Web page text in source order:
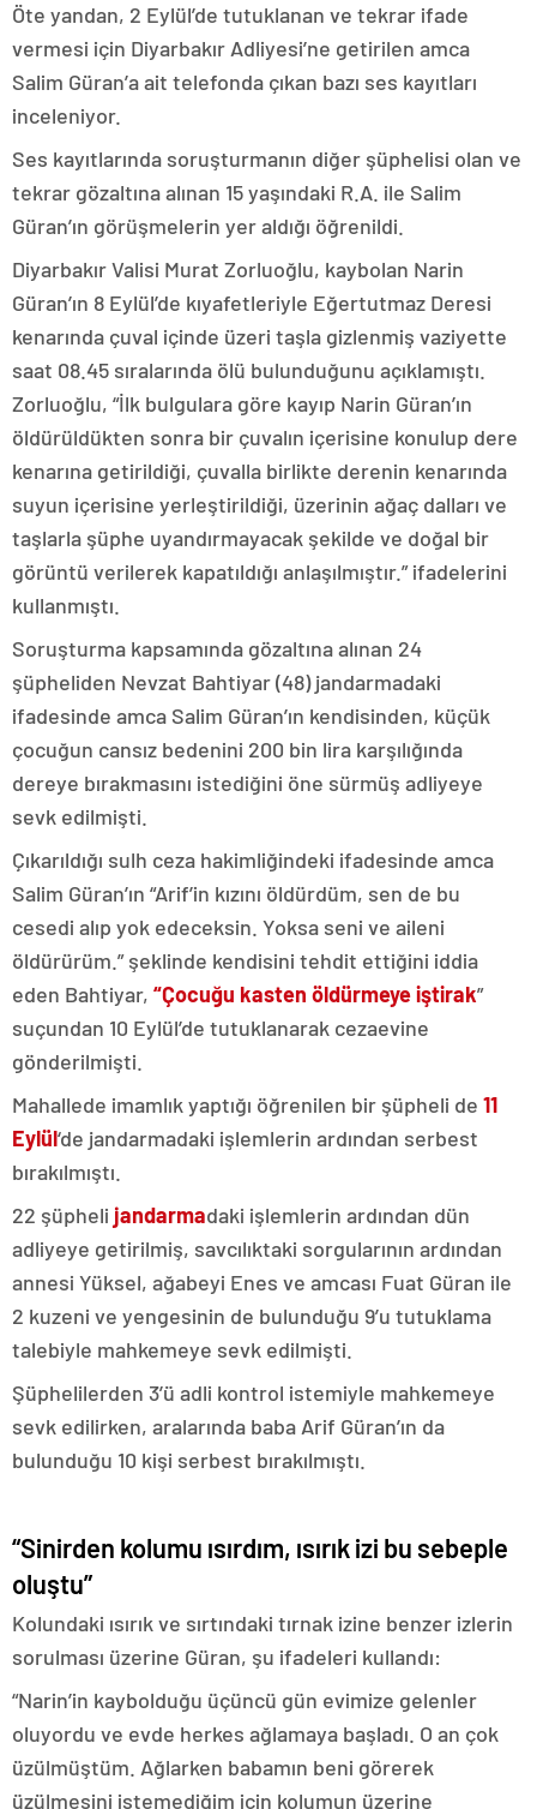
Öte yandan, 2 Eylül’de tutuklanan ve tekrar ifade
vermesi için Diyarbakır Adliyesi’ne getirilen amca
Salim Güran’a ait telefonda çıkan bazı ses kayıtları
inceleniyor.
Ses kayıtlarında soruşturmanın diğer şüphelisi olan ve
tekrar gözaltına alınan 15 yaşındaki R.A. ile Salim
Güran’ın görüşmelerin yer aldığı öğrenildi.
Diyarbakır Valisi Murat Zorluoğlu, kaybolan Narin
Güran’ın 8 Eylül’de kıyafetleriyle Eğertutmaz Deresi
kenarında çuval içinde üzeri taşla gizlenmiş vaziyette
saat 08.45 sıralarında ölü bulunduğunu açıklamıştı.
Zorluoğlu, “İlk bulgulara göre kayıp Narin Güran’ın
öldürüldükten sonra bir çuvalın içerisine konulup dere
kenarına getirildiği, çuvalla birlikte derenin kenarında
suyun içerisine yerleştirildiği, üzerinin ağaç dalları ve
taşlarla şüphe uyandırmayacak şekilde ve doğal bir
görüntü verilerek kapatıldığı anlaşılmıştır.” ifadelerini
kullanmıştı.
Soruşturma kapsamında gözaltına alınan 24
şüpheliden Nevzat Bahtiyar (48) jandarmadaki
ifadesinde amca Salim Güran’ın kendisinden, küçük
çocuğun cansız bedenini 200 bin lira karşılığında
dereye bırakmasını istediğini öne sürmüş adliyeye
sevk edilmişti.
Çıkarıldığı sulh ceza hakimliğindeki ifadesinde amca
Salim Güran’ın “Arif’in kızını öldürdüm, sen de bu
cesedi alıp yok edeceksin. Yoksa seni ve aileni
öldürürüm.” şeklinde kendisini tehdit ettiğini iddia
eden Bahtiyar, “Çocuğu kasten öldürmeye iştirak”
suçundan 10 Eylül’de tutuklanarak cezaevine
gönderilmişti.
Mahallede imamlık yaptığı öğrenilen bir şüpheli de 11
Eylül‘de jandarmadaki işlemlerin ardından serbest
bırakılmıştı.
22 şüpheli jandarmadaki işlemlerin ardından dün
adliyeye getirilmiş, savcılıktaki sorgularının ardından
annesi Yüksel, ağabeyi Enes ve amcası Fuat Güran ile
2 kuzeni ve yengesinin de bulunduğu 9’u tutuklama
talebiyle mahkemeye sevk edilmişti.
Şüphelilerden 3’ü adli kontrol istemiyle mahkemeye
sevk edilirken, aralarında baba Arif Güran’ın da
bulunduğu 10 kişi serbest bırakılmıştı.
“Sinirden kolumu ısırdım, ısırık izi bu sebeple
oluştu”
Kolundaki ısırık ve sırtındaki tırnak izine benzer izlerin
sorulması üzerine Güran, şu ifadeleri kullandı:
“Narin’in kaybolduğu üçüncü gün evimize gelenler
oluyordu ve evde herkes ağlamaya başladı. O an çok
üzülmüştüm. Ağlarken babamın beni görerek
üzülmesini istemediğim için kolumun üzerine